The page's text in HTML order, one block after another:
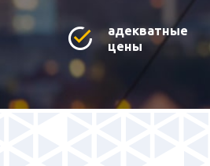
адекватные
цены